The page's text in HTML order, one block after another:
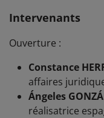
Intervenants
Ouverture :
Constance
affaires
Ángeles
réalisatrice